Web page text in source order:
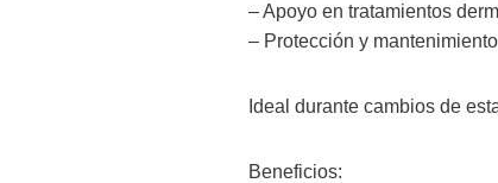
– Apoyo en tratamientos
– Protección y
Ideal durante cambios de
Beneficios: